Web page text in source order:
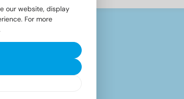
(Spengler - TX 25- 15mm)
our website, display
For more